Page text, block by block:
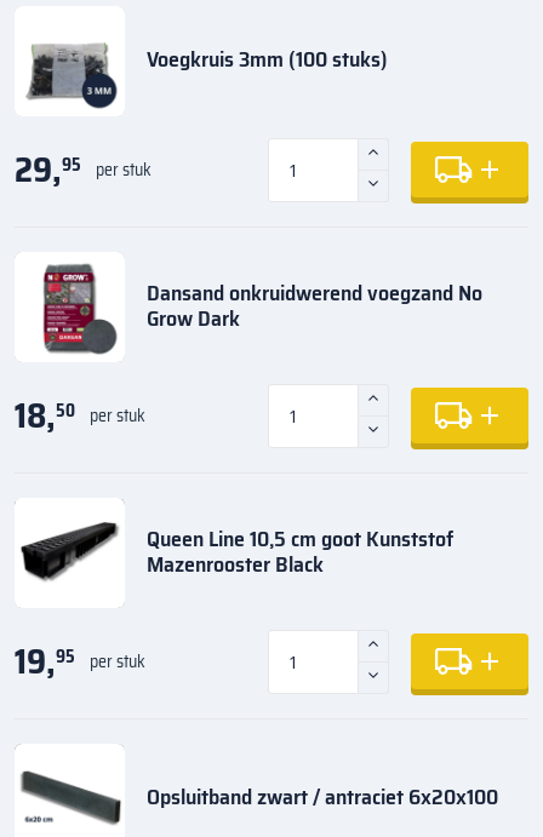
Voegkruis 3mm (100 stuks)
29,95 per stuk
Dansand onkruidwerend voegzand No
Grow Dark
18,50 per stuk
Queen Line 10,5 cm goot Kunststof
Mazenrooster Black
19,95 per stuk
Opsluitband zwart / antraciet 6x20x100